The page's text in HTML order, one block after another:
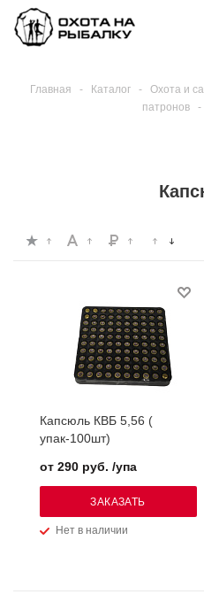
Главная - Каталог - Охота и
патронов
-
Капсюль КВБ 5,56 (
упак-100шт)
Нет в наличии
от 290 руб. /упа
ЗАКАЗАТЬ